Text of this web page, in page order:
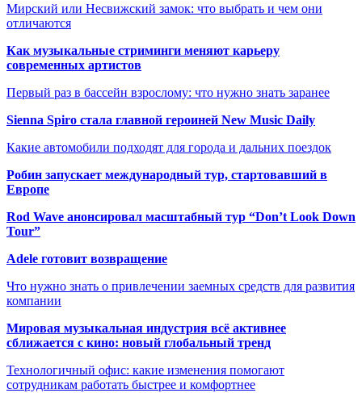
Мирский или Несвижский замок: что выбрать и чем они
отличаются
Как музыкальные стриминги меняют карьеру
современных артистов
Первый раз в бассейн взрослому: что нужно знать заранее
Sienna Spiro стала главной героиней New Music Daily
Какие автомобили подходят для города и дальних поездок
Робин запускает международный тур, стартовавший в
Европе
Rod Wave анонсировал масштабный тур “Don’t Look Down
Tour”
Adele готовит возвращение
Что нужно знать о привлечении заемных средств для развития
компании
Мировая музыкальная индустрия всё активнее
сближается с кино: новый глобальный тренд
Технологичный офис: какие изменения помогают
сотрудникам работать быстрее и комфортнее